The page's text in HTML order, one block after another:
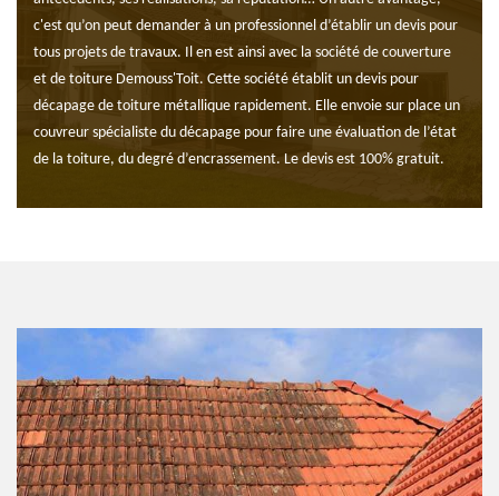
c'est qu’on peut demander à un professionnel d’établir un devis pour
tous projets de travaux. Il en est ainsi avec la société de couverture
et de toiture Demouss'Toit. Cette société établit un devis pour
décapage de toiture métallique rapidement. Elle envoie sur place un
couvreur spécialiste du décapage pour faire une évaluation de l’état
de la toiture, du degré d’encrassement. Le devis est 100% gratuit.